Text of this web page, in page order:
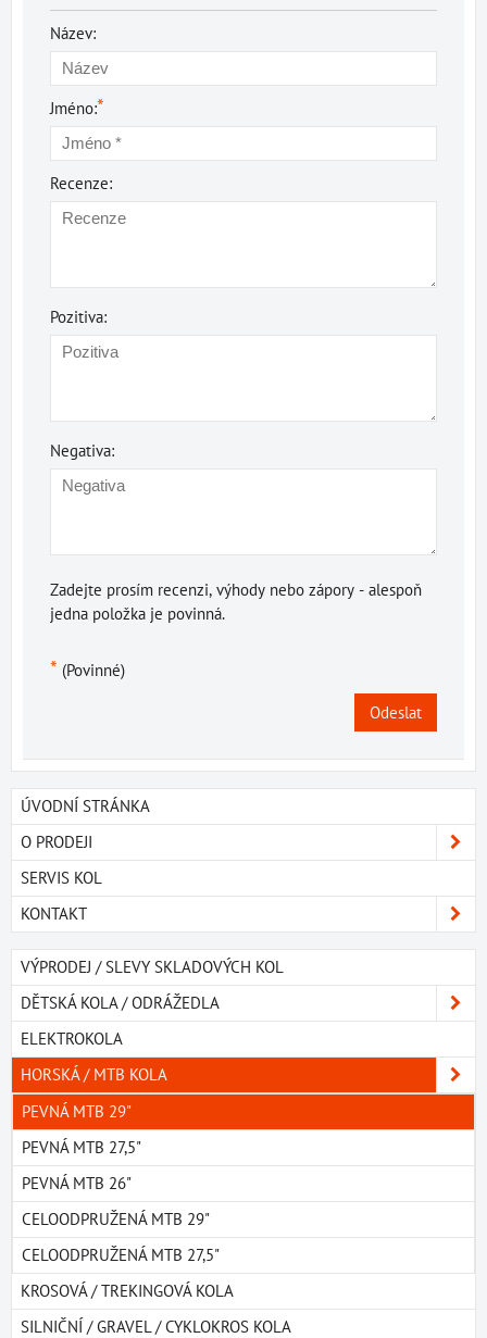
Název:
Jméno:*
Recenze:
Pozitiva:
Negativa:
Zadejte prosím recenzi, výhody nebo zápory - alespoň
jedna položka je povinná.
* (Povinné)
Odeslat
ÚVODNÍ STRÁNKA
O PRODEJI
SERVIS KOL
KONTAKT
VÝPRODEJ / SLEVY SKLADOVÝCH KOL
DĚTSKÁ KOLA / ODRÁŽEDLA
ELEKTROKOLA
HORSKÁ / MTB KOLA
PEVNÁ MTB 29"
PEVNÁ MTB 27,5"
PEVNÁ MTB 26"
CELOODPRUŽENÁ MTB 29"
CELOODPRUŽENÁ MTB 27,5"
KROSOVÁ / TREKINGOVÁ KOLA
SILNIČNÍ / GRAVEL / CYKLOKROS KOLA